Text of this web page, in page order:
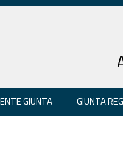
GIUNTA GIUNTA